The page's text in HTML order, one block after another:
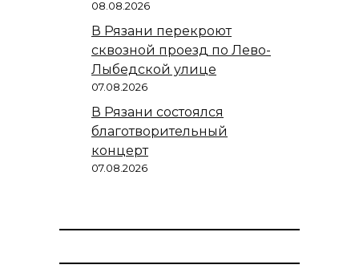
08.08.2026
В Рязани перекроют
сквозной проезд по Лево-
Лыбедской улице
07.08.2026
В Рязани состоялся
благотворительный
концерт
07.08.2026